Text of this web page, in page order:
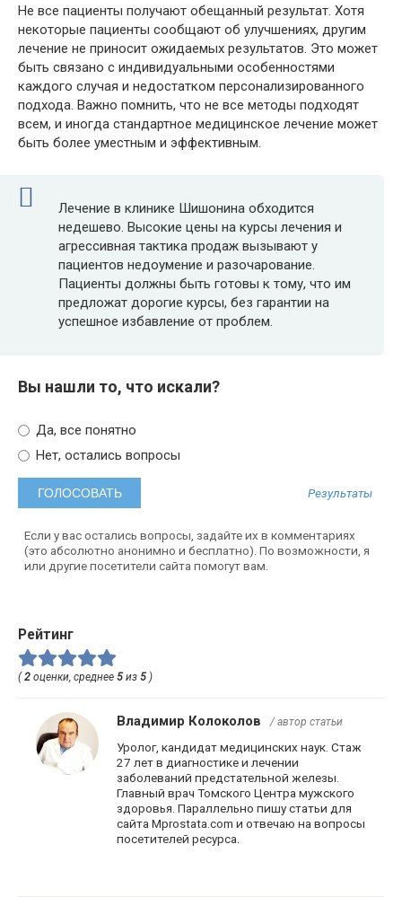
Не все пациенты получают обещанный результат. Хотя
некоторые пациенты сообщают об улучшениях, другим
лечение не приносит ожидаемых результатов. Это может
быть связано с индивидуальными особенностями
каждого случая и недостатком персонализированного
подхода​. Важно помнить, что не все методы подходят
всем, и иногда стандартное медицинское лечение может
быть более уместным и эффективным.
Лечение в клинике Шишонина обходится
недешево. Высокие цены на курсы лечения и
агрессивная тактика продаж вызывают у
пациентов недоумение и разочарование​.
Пациенты должны быть готовы к тому, что им
предложат дорогие курсы, без гарантии на
успешное избавление от проблем.
Вы нашли то, что искали?
Да, все понятно
Нет, остались вопросы
Результаты
Если у вас остались вопросы, задайте их в комментариях
(это абсолютно анонимно и бесплатно). По возможности, я
или другие посетители сайта помогут вам.
Рейтинг
(2 оценки, среднее 5 из 5 )
Владимир Колоколов / автор статьи
Уролог, кандидат медицинских наук. Стаж
27 лет в диагностике и лечении
заболеваний предстательной железы.
Главный врач Томского Центра мужского
здоровья. Параллельно пишу статьи для
сайта Mprostata.com и отвечаю на вопросы
посетителей ресурса.